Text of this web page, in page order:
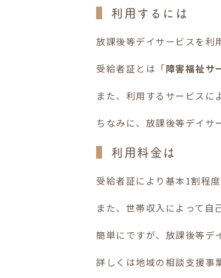
利用するには
放課後等デイサービスを利
受給者証とは「障害福祉サ
また、利用するサービスに
ちなみに、放課後等デイサ
利用料金は
受給者証により基本1割程
また、世帯収入によって自
簡単にですが、放課後等デ
詳しくは地域の相談支援事